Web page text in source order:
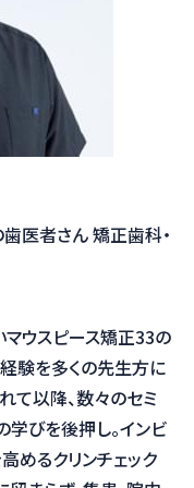
医者さん 矯正歯科・
ウスピース矯正33の
験を多くの先生方に
て以降、数々のセミ
びを後押し。インビ
めるクリンチェック